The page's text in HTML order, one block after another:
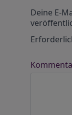
Deine E-